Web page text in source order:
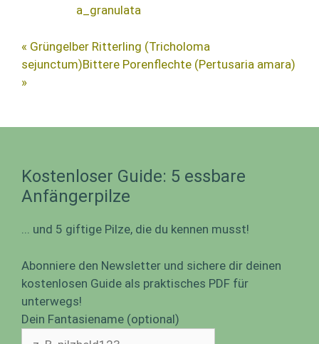
a_granulata
« Grüngelber Ritterling (Tricholoma
sejunctum)Bittere Porenflechte (Pertusaria amara)
»
Kostenloser Guide: 5 essbare
Anfängerpilze
... und 5 giftige Pilze, die du kennen musst!
Abonniere den Newsletter und sichere dir deinen
kostenlosen Guide als praktisches PDF für
unterwegs!
Dein Fantasiename (optional)